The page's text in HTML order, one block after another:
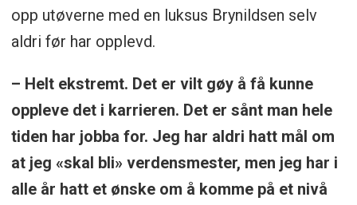
opp utøverne med en luksus Brynildsen selv
aldri før har opplevd.
– Helt ekstremt. Det er vilt gøy å få kunne
oppleve det i karrieren. Det er sånt man hele
tiden har jobba for. Jeg har aldri hatt mål om
at jeg «skal bli» verdensmester, men jeg har i
alle år hatt et ønske om å komme på et nivå